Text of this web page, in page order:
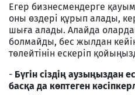
Егер бизнесмендерге
оны өздері құрып алады,
шыға алады. Алайда
болмайды, бес жылдан
төлейтінін ескеріп
- Бүгін сіздің аузыңыздан
басқа да көптеген